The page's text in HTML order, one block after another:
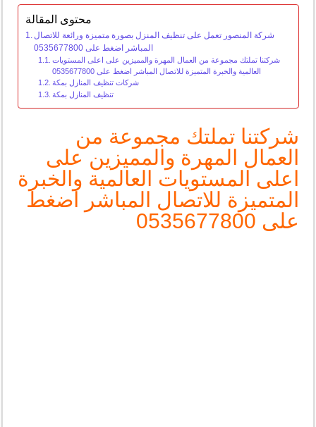
محتوى المقالة
شركة المنصور تعمل على تنظيف المنزل بصورة متميزة ورائعة للاتصال
المباشر اضغط على 0535677800
شركتنا تملتك مجموعة من العمال المهرة والمميزين على اعلى المستويات
العالمية والخبرة المتميزة للاتصال المباشر اضغط على 0535677800
شركات تنظيف المنازل بمكة
تنظيف المنازل بمكة
شركتنا تملتك مجموعة من
العمال المهرة والمميزين على
اعلى المستويات العالمية والخبرة
المتميزة للاتصال المباشر اضغط
على 0535677800